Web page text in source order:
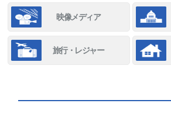
映像メディア
旅行・レジャー